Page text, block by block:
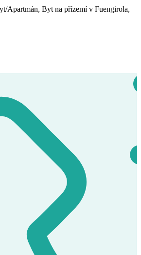
Apartmán, Byt na přízemí v Fuengirola,